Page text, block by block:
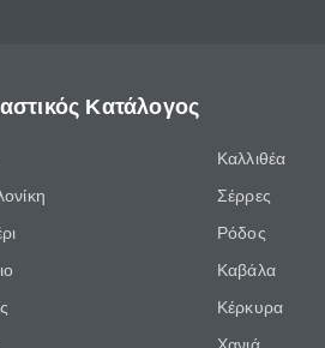
Κατάλογος
Καλλιθέα
Σέρρες
Ρόδος
Καβάλα
Κέρκυρα